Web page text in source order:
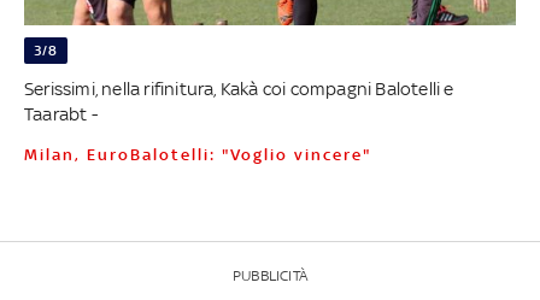
3/8
Serissimi, nella rifinitura, Kakà coi compagni Balotelli e
Taarabt -
Milan, EuroBalotelli: "Voglio vincere"
PUBBLICITÀ